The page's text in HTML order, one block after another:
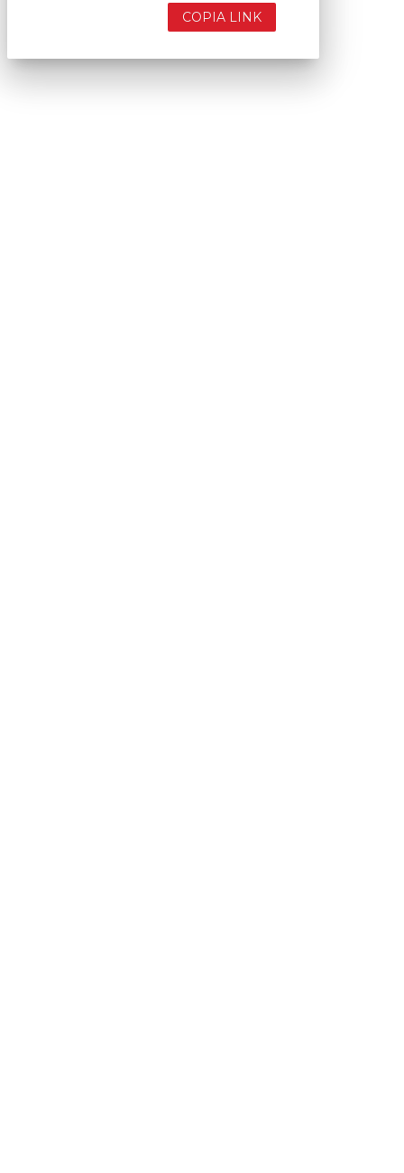
COPIA LINK